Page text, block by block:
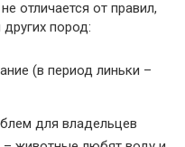
отличается от правил,
пород:
(в период линьки –
для владельцев